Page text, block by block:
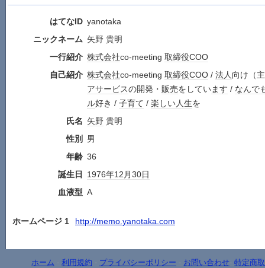
はてなID yanotaka
ニックネーム 矢野 貴明
一行紹介 株式会社co-meeting 取締役COO
自己紹介 株式会社co-meeting 取締役COO / 法人向け（
アサービスの開発・ 販売をしています / なんで
ル好き / 子育て / 楽しい人生を
氏名 矢野 貴明
性別
男
年齢 36
誕生日
1976年12月30日
血液型 A
ホームページ 1 http://memo.yanotaka.com
ホーム - 利用規約 - プライバシーポリシー - お問い合わせ- 特定商